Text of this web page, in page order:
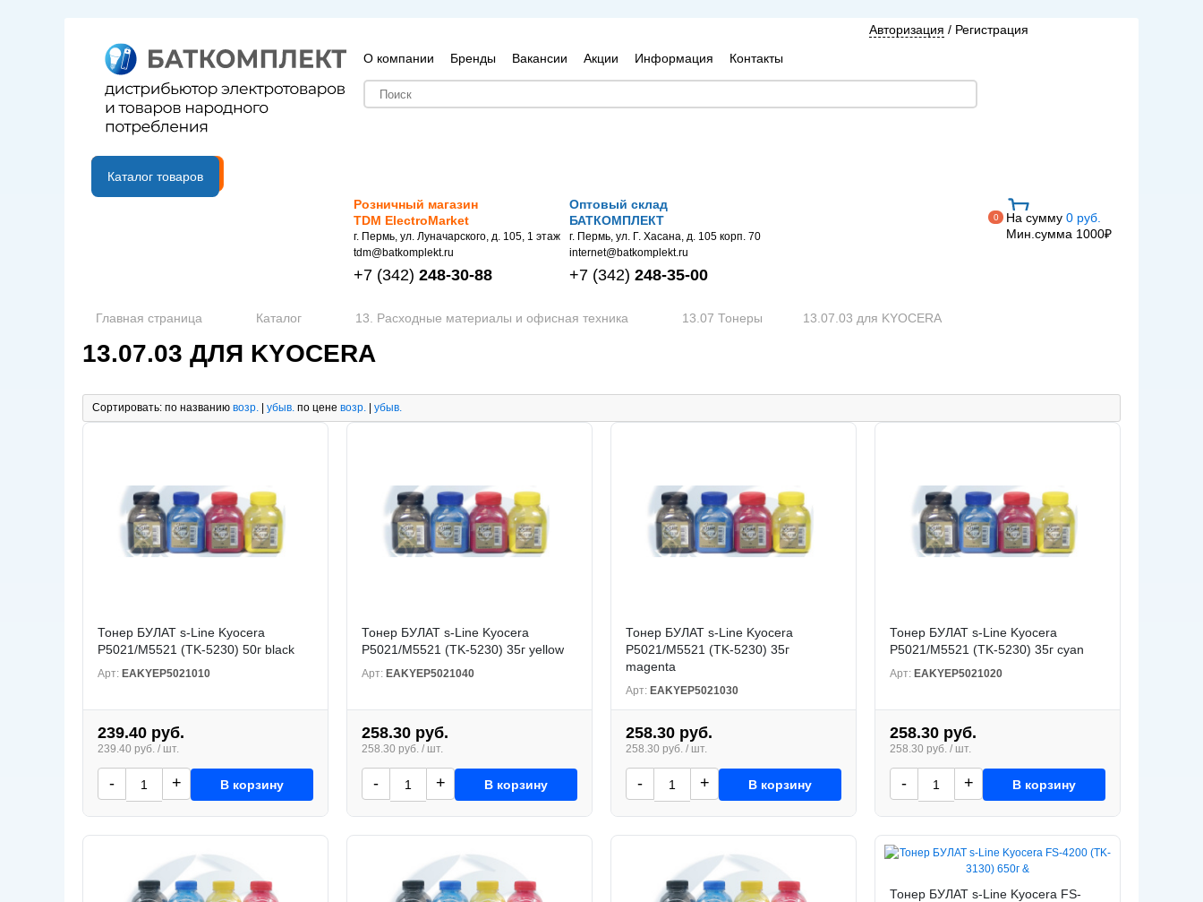
О компании Бренды Вакансии Акции Информация Контакты
Авторизация / Регистрация
B2B портал
Каталог товаров
Розничный магазин
TDM ElectroMarket
г. Пермь, ул. Луначарского, д. 105, 1 этаж
tdm@batkomplekt.ru
+7 (342) 248-30-88
Оптовый склад
БАТКОМПЛЕКТ
г. Пермь, ул. Г. Хасана, д. 105 корп. 70
internet@batkomplekt.ru
+7 (342) 248-35-00
0 На сумму 0 руб.
Мин.сумма 1000₽
Главная страница Каталог 13. Расходные материалы и офисная техника 13.07 Тонеры 13.07.03 для KYOCERA
13.07.03 ДЛЯ KYOCERA
Сортировать: по названию возр. | убыв. по цене возр. | убыв.
Тонер БУЛАТ s-Line Kyocera
P5021/M5521 (TK-5230) 50г black
Арт: EAKYEP5021010
239.40 руб.
239.40 руб. / шт.
- + В корзину
Тонер БУЛАТ s-Line Kyocera
P5021/M5521 (TK-5230) 35г yellow
Арт: EAKYEP5021040
258.30 руб.
258.30 руб. / шт.
- + В корзину
Тонер БУЛАТ s-Line Kyocera
P5021/M5521 (TK-5230) 35г
magenta
Арт: EAKYEP5021030
258.30 руб.
258.30 руб. / шт.
- + В корзину
Тонер БУЛАТ s-Line Kyocera
P5021/M5521 (TK-5230) 35г cyan
Арт: EAKYEP5021020
258.30 руб.
258.30 руб. / шт.
- + В корзину
Тонер БУЛАТ s-Line Kyocera FS-